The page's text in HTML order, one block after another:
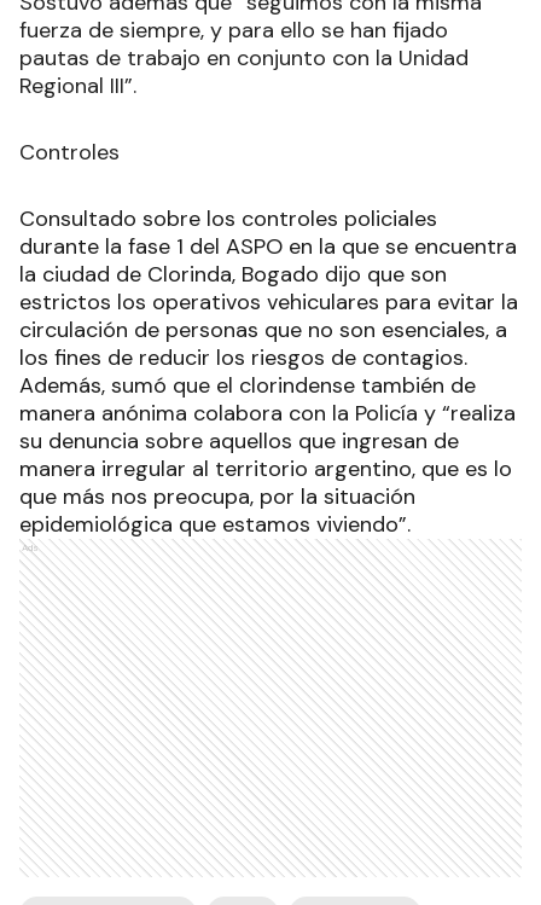
fuerza de siempre, y para ello se han fijado
pautas de trabajo en conjunto con la Unidad
Regional III”.
Controles
Consultado sobre los controles policiales
durante la fase 1 del ASPO en la que se encuentra
la ciudad de Clorinda, Bogado dijo que son
estrictos los operativos vehiculares para evitar la
circulación de personas que no son esenciales, a
los fines de reducir los riesgos de contagios.
Además, sumó que el clorindense también de
manera anónima colabora con la Policía y “realiza
su denuncia sobre aquellos que ingresan de
manera irregular al territorio argentino, que es lo
que más nos preocupa, por la situación
epidemiológica que estamos viviendo”.
Ads